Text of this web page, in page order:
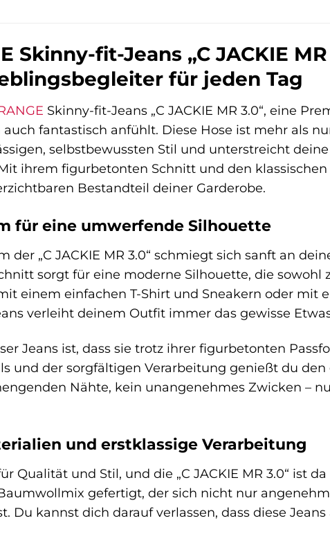
Skinny-fit-Jeans „C JACKIE
für jeden Tag
Skinny-fit-Jeans „C JACKIE MR 3.0“, eine
auch fantastisch anfühlt. Diese Hose ist mehr als
selbstbewussten Stil und unterstreicht
ihrem figurbetonten Schnitt und den klassischen
Bestandteil deiner Garderobe.
für eine umwerfende Silhouette
der „C JACKIE MR 3.0“ schmiegt sich sanft an
sorgt für eine moderne Silhouette, die sowohl
einem einfachen T-Shirt und Sneakern oder mit
verleiht deinem Outfit immer das gewisse
Jeans ist, dass sie trotz ihrer figurbetonten
und der sorgfältigen Verarbeitung genießt du
Nähte, kein unangenehmes Zwicken –
und erstklassige Verarbeitung
Qualität und Stil, und die „C JACKIE MR 3.0“ ist
gefertigt, der sich nicht nur
Du kannst dich darauf verlassen, dass diese